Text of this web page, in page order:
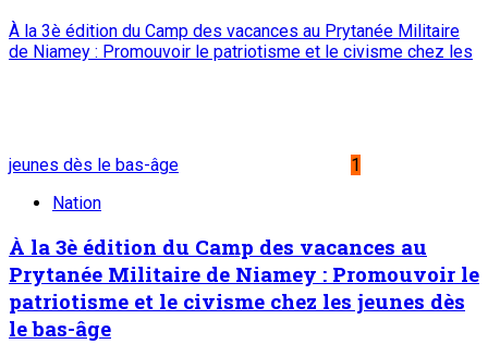
À la 3è édition du Camp des vacances au Prytanée Militaire
de Niamey : Promouvoir le patriotisme et le civisme chez les
jeunes dès le bas-âge
1
Nation
À la 3è édition du Camp des vacances au
Prytanée Militaire de Niamey : Promouvoir le
patriotisme et le civisme chez les jeunes dès
le bas-âge